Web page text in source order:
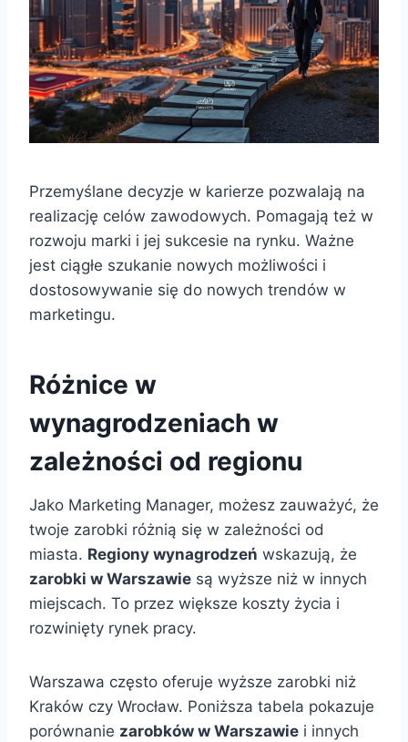
Przemyślane decyzje w karierze pozwalają na
realizację celów zawodowych. Pomagają też w
rozwoju marki i jej sukcesie na rynku. Ważne
jest ciągłe szukanie nowych możliwości i
dostosowywanie się do nowych trendów w
marketingu.
Różnice w
wynagrodzeniach w
zależności od regionu
Jako Marketing Manager, możesz zauważyć, że
twoje zarobki różnią się w zależności od
miasta. Regiony wynagrodzeń wskazują, że
zarobki w Warszawie są wyższe niż w innych
miejscach. To przez większe koszty życia i
rozwinięty rynek pracy.
Warszawa często oferuje wyższe zarobki niż
Kraków czy Wrocław. Poniższa tabela pokazuje
porównanie zarobków w Warszawie i innych